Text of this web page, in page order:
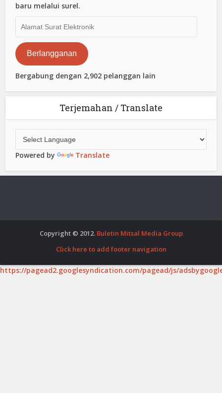
baru melalui surel.
Surat
Elektronik
Berlangganan
Bergabung dengan 2,902 pelanggan lain
Terjemahan / Translate
Powered by Translate
Copyright © 2012. Buletin Mitsal Media Group
Click here to add footer navigation
https://pagead2.googlesyndication.com/pagead/js/